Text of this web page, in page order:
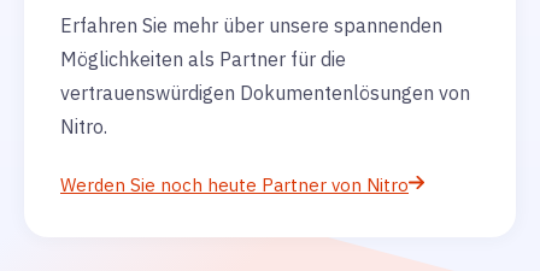
Erfahren Sie mehr über unsere spannenden
Möglichkeiten als Partner für die
vertrauenswürdigen Dokumentenlösungen von
Nitro.
Werden Sie noch heute Partner von Nitro